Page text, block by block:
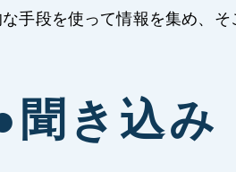
手段を使って情報を集め、そ
聞き込み